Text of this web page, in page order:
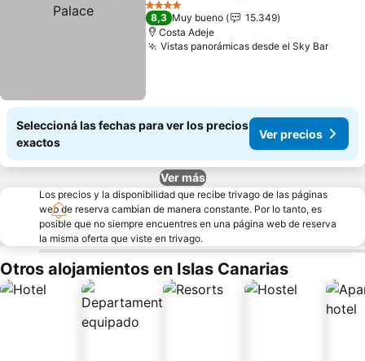
4 Estrellas
8,3 Muy bueno
15.349
Costa Adeje
Vistas panorámicas desde el Sky BarVer
Seleccioná las fechas para ver los precios
exactos
Ver precios
Ver más
Los precios y la disponibilidad que recibe trivago de las páginas
web de reserva cambian de manera constante. Por lo tanto, es
posible que no siempre encuentres en una página web de reserva
la misma oferta que viste en trivago.
Otros alojamientos en Islas Canarias